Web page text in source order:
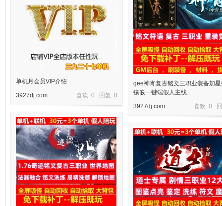
单机月会员VIP介绍
喜欢: 0 回复: 0
3927dj.com
gee神宵复古铭文三职业装备加
镶嵌一键端假人主线...
喜欢: 0
3927dj.com